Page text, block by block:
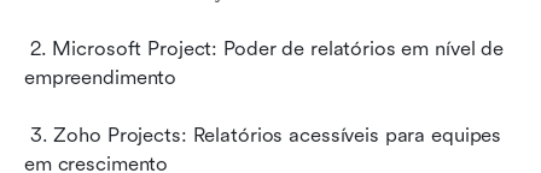
empreendimento
em crescimento